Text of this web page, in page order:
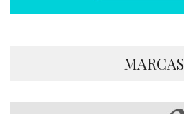
MARCAS